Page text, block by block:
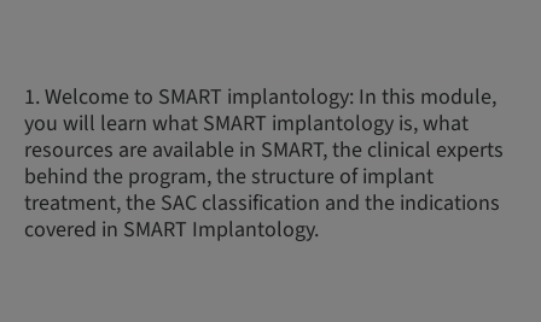
1. Welcome to SMART implantology: In this module,
you will learn what SMART implantology is, what
resources are available in SMART, the clinical experts
behind the program, the structure of implant
treatment, the SAC classification and the indications
covered in SMART Implantology.